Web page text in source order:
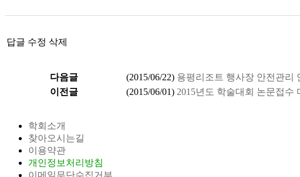
답글 수정 삭제
다음글 (2015/06/22) 용평리조트 행사장 안전관리
이전글
(2015/06/01) 2015년도 학술대회 논문접수
학회소개
찾아오시는길
이용약관
개인정보처리방침
이메일무단수집거부